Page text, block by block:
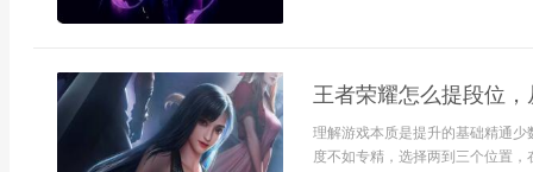
王者荣耀怎么提段位
理解游戏本质是提升的基础精通
度不如专精，选择两到三个位置